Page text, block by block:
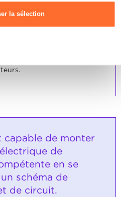
la sélection
matière de sécurité.
capable de monter
de
en se
schéma de
de circuit.